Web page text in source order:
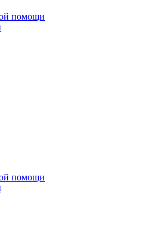
помощи
помощи